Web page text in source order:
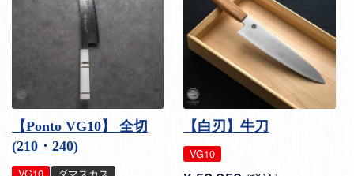
【Ponto VG10】 全切
(210・240)
VG10 ダマスカス
【白刃】牛刀
VG10